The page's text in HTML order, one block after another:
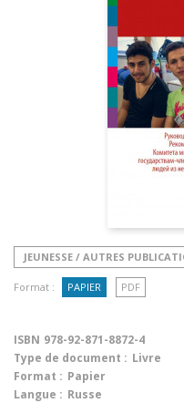
JEUNESSE / AUTRES
Format : PAPIER PDF
ISBN 978-92-871-8872-4
Type de document : Livre
Format : Papier
Langue : Russe